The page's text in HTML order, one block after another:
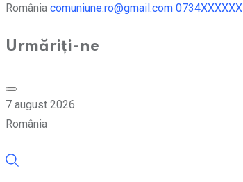
România comuniune.ro@gmail.com 0734XXXXXX
Urmăriți-ne
7 august 2026
România